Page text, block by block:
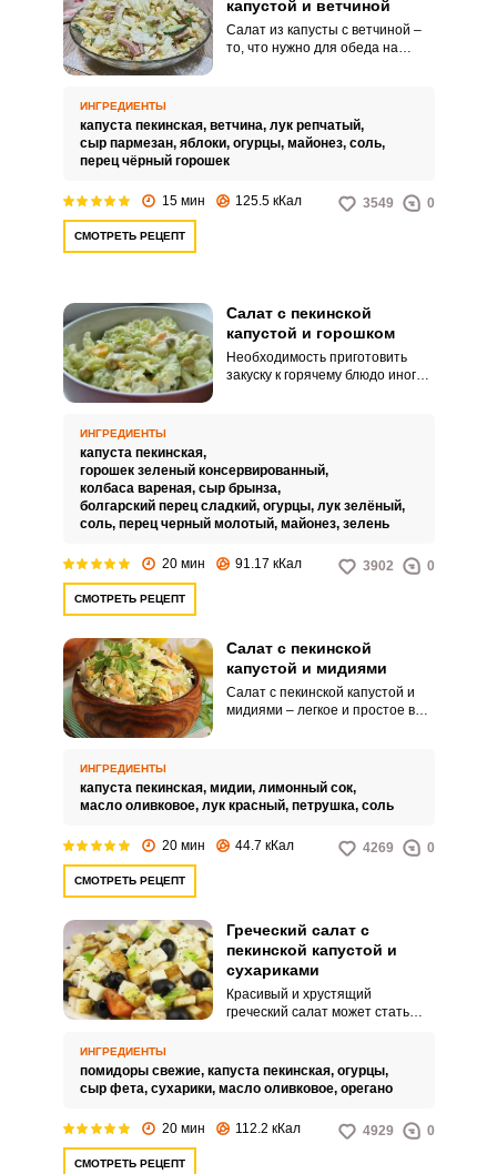
капустой и ветчиной
Салат из капусты с ветчиной –
то, что нужно для обеда на
вкусом и лёгкостью.
ИНГРЕДИЕНТЫ
капуста пекинская, ветчина, лук репчатый,
сыр пармезан, яблоки, огурцы, майонез, соль,
перец чёрный горошек
15 мин 125.5 кКал 3549 0
СМОТРЕТЬ РЕЦЕПТ
Салат с пекинской
капустой и горошком
Необходимость приготовить
закуску к горячему блюдо иногда
спасет из этой ситуации, так как
готовится он быстро, из простых
продуктов и выходит свежим и
очень сочным.
ИНГРЕДИЕНТЫ
капуста пекинская,
горошек зеленый консервированный,
колбаса вареная, сыр брынза,
болгарский перец сладкий, огурцы, лук зелёный,
соль, перец черный молотый, майонез, зелень
20 мин 91.17 кКал 3902 0
СМОТРЕТЬ РЕЦЕПТ
Салат с пекинской
капустой и мидиями
Салат с пекинской капустой и
мидиями – легкое и простое в
салат может выступать и
самостоятельным блюдом, и
гарниром к рыбным блюдам.
ИНГРЕДИЕНТЫ
капуста пекинская, мидии, лимонный сок,
масло оливковое, лук красный, петрушка, соль
20 мин 44.7 кКал 4269 0
СМОТРЕТЬ РЕЦЕПТ
Греческий салат с
пекинской капустой и
сухариками
Красивый и хрустящий
греческий салат может стать
только из свежих овощей,
мягкого сыра фета и оливок.
ИНГРЕДИЕНТЫ
помидоры свежие, капуста пекинская, огурцы,
сыр фета, сухарики, масло оливковое, орегано
20 мин 112.2 кКал 4929 0
СМОТРЕТЬ РЕЦЕПТ
Запомнить меня
ЕЩЕ НЕ ЗАРЕГИСТРИРОВАННЫ?
Забыли пароль?